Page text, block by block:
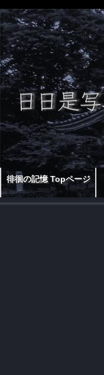
徘徊の記憶 Topページ